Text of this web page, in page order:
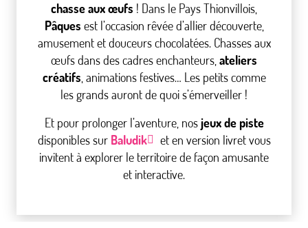
chasse aux œufs ! Dans le Pays Thionvillois,
Pâques est l’occasion rêvée d’allier découverte,
amusement et douceurs chocolatées. Chasses aux
œufs dans des cadres enchanteurs, ateliers
créatifs , animations festives… Les petits comme
les grands auront de quoi s’émerveiller !
Et pour prolonger l’aventure, nosjeux de piste
disponibles sur Baludik
et en version livret vous
invitent à explorer le territoire de façon amusante
et interactive.